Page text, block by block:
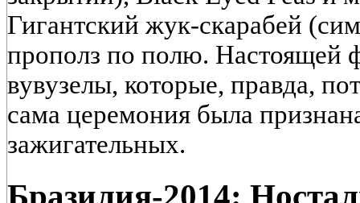
Гигантский жук-скарабей
прополз по полю. Настоящей
вувузелы, которые, правда,
сама церемония была
зажигательных.